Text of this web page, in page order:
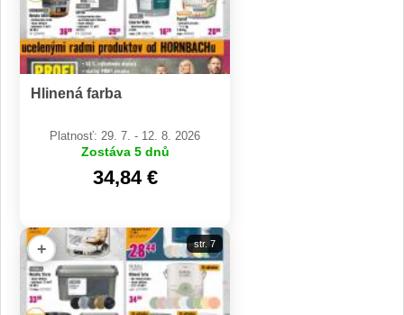
Hlinená farba
Platnosť: 29. 7. - 12. 8. 2026
Zostáva 5 dnů
34,84 €
+ str. 7